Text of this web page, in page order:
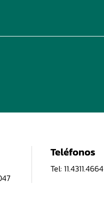
Teléfonos
Tel: 11.4311.4664